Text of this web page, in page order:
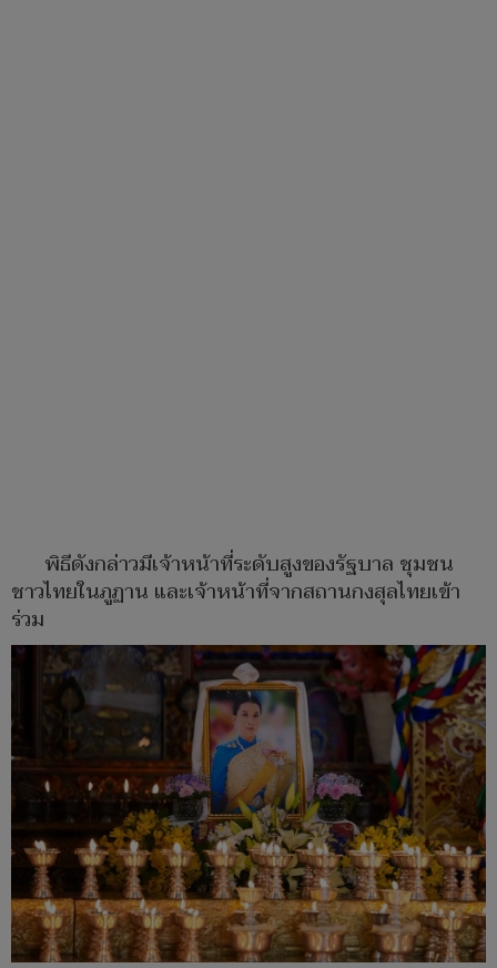
พิธีดังกล่าวมีเจ้าหน้าที่ระดับสูงของรัฐบาล ชุมชน
ชาวไทยในภูฏาน และเจ้าหน้าที่จากสถานกงสุลไทยเข้า
ร่วม